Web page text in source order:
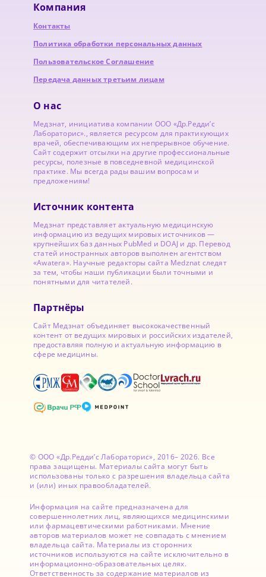
Компания
Контакты
Политика обработки персональных данных
Пользовательское Соглашение
Передача данных третьим лицам
О нас
Медзнат, инициатива компании ООО «Др.Редди’с
Лабораторис»., является ресурсом для практикующих
врачей, обеспечивающим их непрерывное обучение.
Сайт содержит отсылки на другие профессиональные
ресурсы, полезные в повседневной медицинской
практике. Мы всегда рады вашим вопросам и
предложениям!
Источник контента
Медзнат представляет актуальную медицинскую
информацию из ведущих мировых источников —
крупнейших баз данных PubMed и DOAJ и др. Перевод
статей иностранных авторов выполнен агентством
«Awatera». Научные редакторы сайта Medznat следят
за тем, чтобы наши публикации были точными и
понятными для читателей.
Партнёры
Сайт Медзнат объединяет высококачественный
контент от ведущих мировых и российских издателей,
предоставляя полную и актуальную информацию в
сфере медицины.
© ООО «Др.Редди’с Лабораторис», 2016– 2026. Все
права защищены. Материалы сайта могут быть
использованы только с разрешения владельца сайта
и (или) иных правообладателей.
Информация на сайте предназначена для
совершеннолетних лиц, являющихся медицинскими
или фармацевтическими работниками. Мнение
авторов материалов может не совпадать с мнением
владельца сайта. Материалы из сторонних
источников используются на сайте исключительно в
информационно-образовательных целях.
Ответственность за содержание материалов из